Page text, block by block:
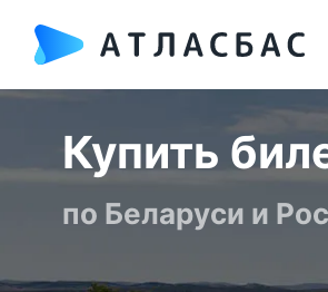
Купить
по Беларуси и